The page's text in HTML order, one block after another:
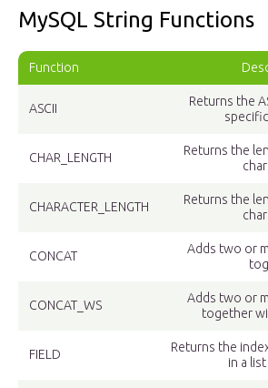
MySQL String Functions
Function
ASCII
Returns the
CHAR_LENGTH
Returns the
CHARACTER_LENGTH
Returns the
CONCAT
Adds two or
CONCAT_WS
Adds two or
together
FIELD
Returns the
in a